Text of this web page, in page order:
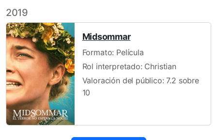
2019
Midsommar
Formato: Película
Rol interpretado: Christian
Valoración del público: 7.2 sobre
10